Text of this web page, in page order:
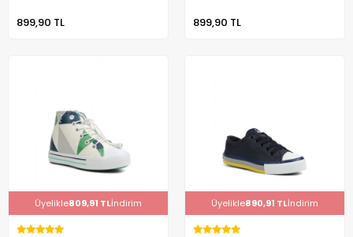
899,90 TL 899,90 TL
Üyelikle809,91 TLİndirim Üyelikle890,91 TLİndirim